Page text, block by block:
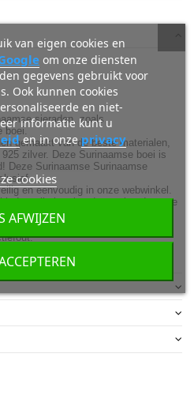
sieraden, zoals
boei.
gemaakt van de beste materialen,
zilver. Deze Surinaamse boei is
Deze Surinaamse Surinaamse
en eenvoudig in onze webwinkel.
wij uitstekende service. In onze
de keuze uit vele Surinaamse
sieraden. Je ontvangt 12
Surinaamsesieraden
van eigen cookies en
om onze diensten
gegevens gebruikt voor
Ook kunnen cookies
en niet-
informatie kunt u
en in onzeprivacy
cookies
AFWIJZEN